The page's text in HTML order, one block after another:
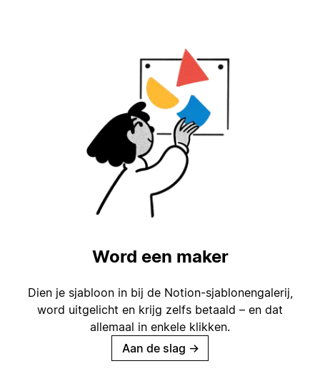
Word een maker
Dien je sjabloon in bij de Notion-sjablonengalerij,
word uitgelicht en krijg zelfs betaald – en dat
allemaal in enkele klikken.
Aan de slag →